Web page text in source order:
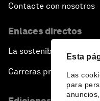
Esta
Las
para
Contacte con nosotros
Enlaces directos
La sostenibilidad en el
Carreras profesionales